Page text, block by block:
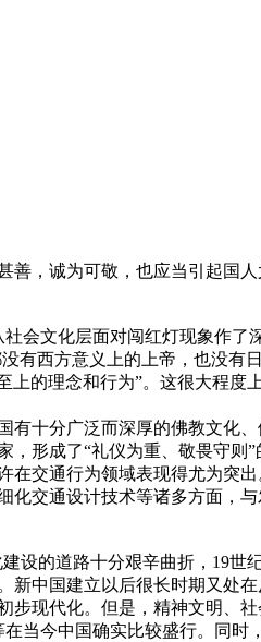
，诚为可敬，也应当引起国人
会文化层面对闯红灯现象作了
有西方意义上的上帝，也没有
上的理念和行为”。这很大程度
十分广泛而深厚的佛教文化、
形成了“礼仪为重、敬畏守则”
在交通行为领域表现得尤为突
化交通设计技术等诸多方面，
设的道路十分艰辛曲折，19世
新中国建立以后很长时期又处
步现代化。但是，精神文明、
当今中国确实比较盛行。同时